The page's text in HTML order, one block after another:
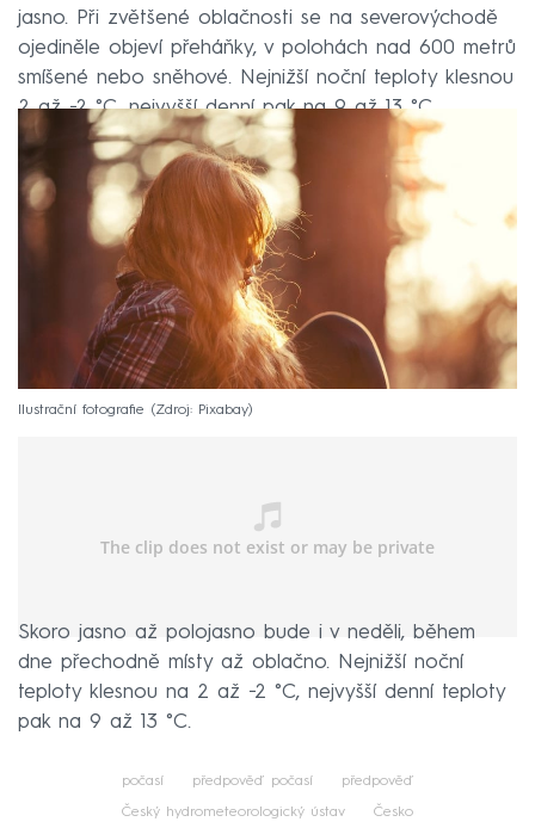
jasno. Při zvětšené oblačnosti se na severovýchodě
ojediněle objeví přeháňky, v polohách nad 600 metrů
smíšené nebo sněhové. Nejnižší noční teploty klesnou
2 až −2 °C, nejvyšší denní pak na 9 až 13 °C.
Ilustrační fotografie Zdroj: Pixabay
Skoro jasno až polojasno bude i v neděli, během
dne přechodně místy až oblačno. Nejnižší noční
teploty klesnou na 2 až −2 °C, nejvyšší denní teploty
pak na 9 až 13 °C.
počasí předpověď počasí předpověď
Český hydrometeorologický ústav Česko